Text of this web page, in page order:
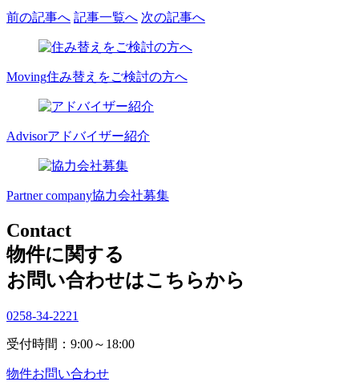
前の記事へ 記事一覧へ 次の記事へ
Moving住み替えをご検討の方へ
Advisorアドバイザー紹介
Partner company協力会社募集
Contact
物件に関する
お問い合わせはこちらから
0258-34-2221
受付時間：9:00～18:00
物件お問い合わせ